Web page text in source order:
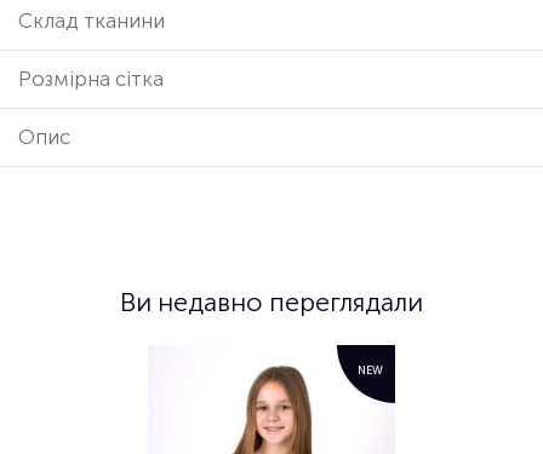
Cклад тканини
Розмірна сітка
Опис
Ви недавно переглядали
NEW